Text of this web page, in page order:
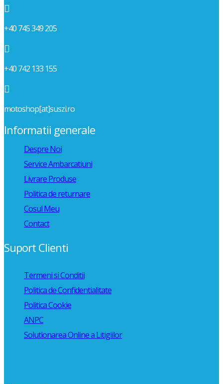

+40 745 349 205

+40 742 133 155

motoshop[at]suszi.ro
Informatii generale
Despre Noi
Service Ambarcatiuni
Livrare Produse
Politica de returnare
Cosul Meu
Contact
Suport Clienti
Termeni si Conditii
Politica de Confidentialitate
Politica Cookie
ANPC
Solutionarea Online a Litigiilor